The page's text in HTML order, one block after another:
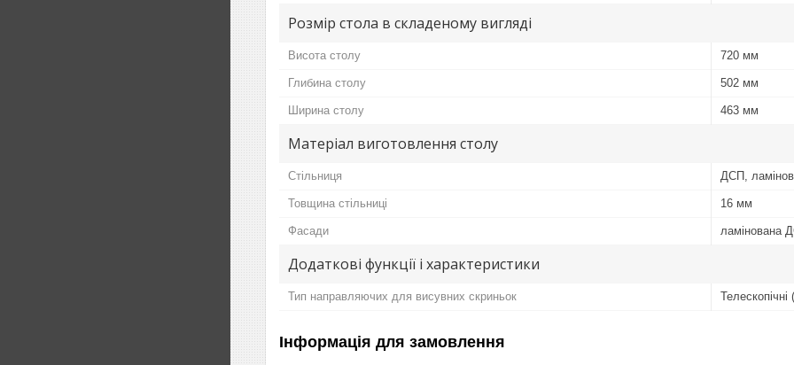
Розмір стола в складеному вигляді
Висота столу 720 мм
Глибина столу 502 мм
Ширина столу 463 мм
Матеріал виготовлення столу
Стільниця ДСП,
Товщина стільниці 16 мм
Фасади ламінована
Додаткові функції і характеристики
Тип направляючих для висувних скриньок Телескопічні
Інформація для замовлення